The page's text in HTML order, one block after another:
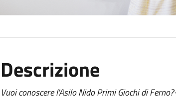
Descrizione
Vuoi conoscere l'Asilo Nido Primi Giochi di Ferno?